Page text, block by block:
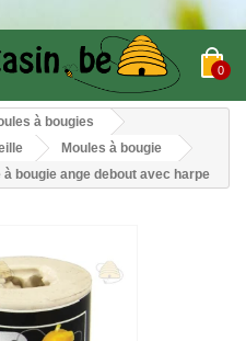
0
à bougies
Moules à bougie
à bougie ange debout avec harpe